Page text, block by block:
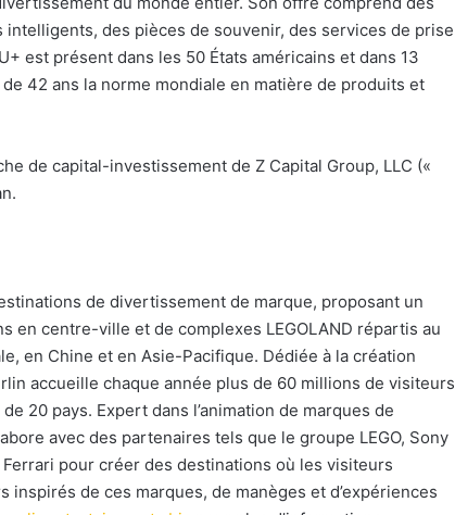
des pièces de souvenir, des services de prise
est présent dans les 50 États américains et dans 13
42 ans la norme mondiale en matière de produits et
de capital-investissement de Z Capital Group, LLC («
de divertissement de marque, proposant un
en centre-ville et de complexes LEGOLAND répartis au
en Chine et en Asie-Pacifique. Dédiée à la création
accueille chaque année plus de 60 millions de visiteurs
20 pays. Expert dans l’animation de marques de
avec des partenaires tels que le groupe LEGO, Sony
pour créer des destinations où les visiteurs
inspirés de ces marques, de manèges et d’expériences